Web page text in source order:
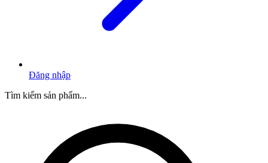
Đăng nhập
Tìm kiếm sản phẩm...